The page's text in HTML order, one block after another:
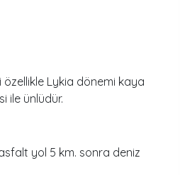
Lykia dönemi kaya
ile ünlüdür.
yol 5 km. sonra deniz